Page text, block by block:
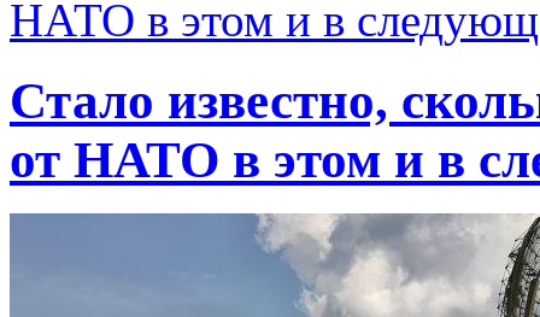
Стало известно,
от НАТО в этом и в